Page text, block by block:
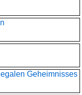
Geheimnisses